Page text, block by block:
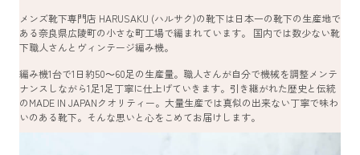
メンズ靴下専門店 HARUSAKU (ハルサク)の靴下は日本一の靴下の生産地で
ある奈良県広陵町の小さな町工場で編まれています。 国内では数少ない靴
下職人さんとヴィンテージ編み機。
編み機1台で1日約50～60足の生産量。職人さんが自分で機械を調整メンテ
ナンスしながら1足1足丁寧に仕上げていきます。引き継がれた歴史と伝統
のMADE IN JAPANクオリティー。大量生産では真似の出来ない丁寧で味わ
いのある靴下。そんな思いと心をこめてお届けします。